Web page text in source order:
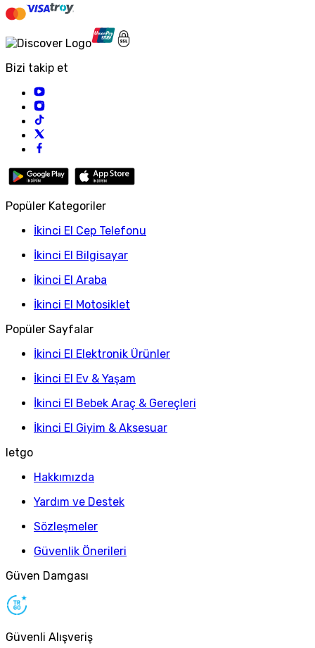
Bizi takip et
Popüler Kategoriler
İkinci El Cep Telefonu
İkinci El Bilgisayar
İkinci El Araba
İkinci El Motosiklet
Popüler Sayfalar
İkinci El Elektronik Ürünler
İkinci El Ev & Yaşam
İkinci El Bebek Araç & Gereçleri
İkinci El Giyim & Aksesuar
letgo
Hakkımızda
Yardım ve Destek
Sözleşmeler
Güvenlik Önerileri
Güven Damgası
Güvenli Alışveriş